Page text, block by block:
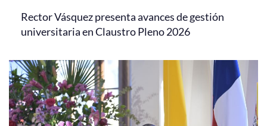
Rector Vásquez presenta avances de gestión
universitaria en Claustro Pleno 2026